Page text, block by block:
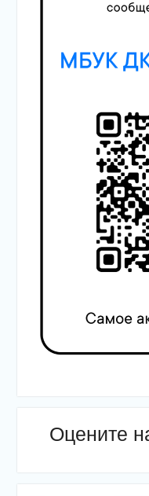
Оцените